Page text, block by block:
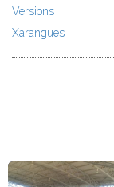
Versions
Xarangues